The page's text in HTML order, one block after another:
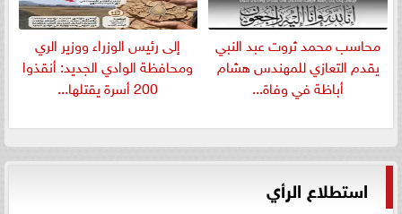
​محاسب محمد ثروت عبد النبي
يقدم التعازي للمهندس هشام
أباظة في وفاة...
إلى رئيس الوزراء ووزير الري
ومحافظة الوادي الجديد: أنقذوا
200 أسرة يقتلها...
استطلاع الرأي